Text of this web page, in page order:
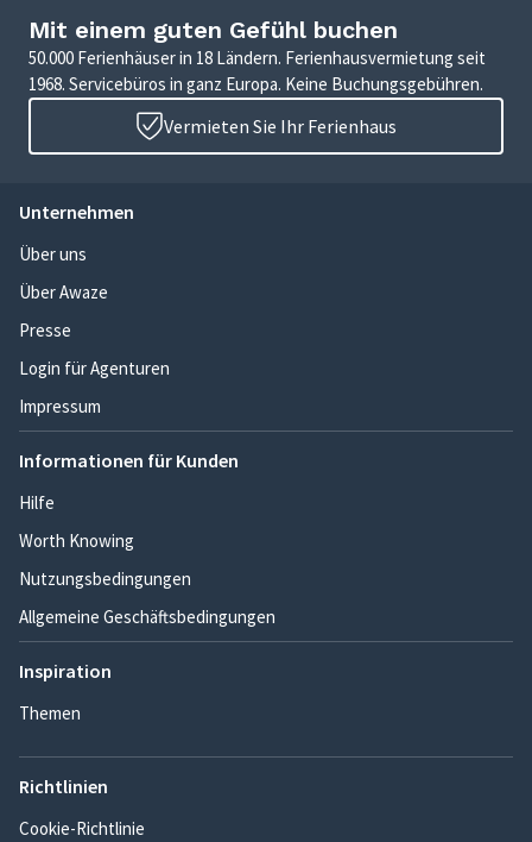
Mit einem guten Gefühl buchen
50.000 Ferienhäuser in 18 Ländern. Ferienhausvermietung seit
1968. Servicebüros in ganz Europa. Keine Buchungsgebühren.
Vermieten Sie Ihr Ferienhaus
Unternehmen
Über uns
Über Awaze
Presse
Login für Agenturen
Impressum
Informationen für Kunden
Hilfe
Worth Knowing
Nutzungsbedingungen
Allgemeine Geschäftsbedingungen
Inspiration
Themen
Richtlinien
Cookie-Richtlinie